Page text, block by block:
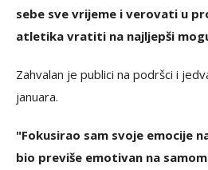
sebe sve vrijeme i verovati u
atletika vratiti na najljepši
Zahvalan je publici na podršci i
januara.
"Fokusirao sam svoje emocije
bio previše emotivan na